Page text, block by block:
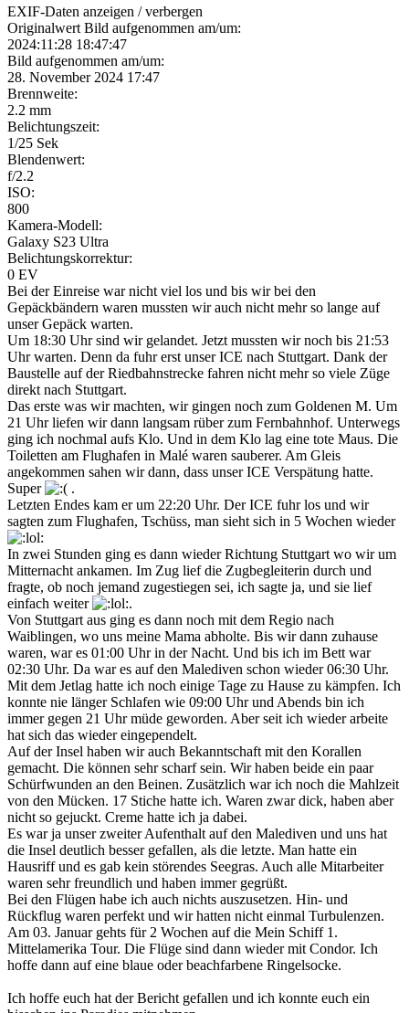
EXIF-Daten anzeigen / verbergen
Originalwert Bild aufgenommen am/um:
2024:11:28 18:47:47
Bild aufgenommen am/um:
28. November 2024 17:47
Brennweite:
2.2 mm
Belichtungszeit:
1/25 Sek
Blendenwert:
f/2.2
ISO:
800
Kamera-Modell:
Galaxy S23 Ultra
Belichtungskorrektur:
0 EV
Bei der Einreise war nicht viel los und bis wir bei den
Gepäckbändern waren mussten wir auch nicht mehr so lange auf
unser Gepäck warten.
Um 18:30 Uhr sind wir gelandet. Jetzt mussten wir noch bis 21:53
Uhr warten. Denn da fuhr erst unser ICE nach Stuttgart. Dank der
Baustelle auf der Riedbahnstrecke fahren nicht mehr so viele Züge
direkt nach Stuttgart.
Das erste was wir machten, wir gingen noch zum Goldenen M. Um
21 Uhr liefen wir dann langsam rüber zum Fernbahnhof. Unterwegs
ging ich nochmal aufs Klo. Und in dem Klo lag eine tote Maus. Die
Toiletten am Flughafen in Malé waren sauberer. Am Gleis
angekommen sahen wir dann, dass unser ICE Verspätung hatte.
Super
.
Letzten Endes kam er um 22:20 Uhr. Der ICE fuhr los und wir
sagten zum Flughafen, Tschüss, man sieht sich in 5 Wochen wieder
In zwei Stunden ging es dann wieder Richtung Stuttgart wo wir um
Mitternacht ankamen. Im Zug lief die Zugbegleiterin durch und
fragte, ob noch jemand zugestiegen sei, ich sagte ja, und sie lief
einfach weiter
.
Von Stuttgart aus ging es dann noch mit dem Regio nach
Waiblingen, wo uns meine Mama abholte. Bis wir dann zuhause
waren, war es 01:00 Uhr in der Nacht. Und bis ich im Bett war
02:30 Uhr. Da war es auf den Malediven schon wieder 06:30 Uhr.
Mit dem Jetlag hatte ich noch einige Tage zu Hause zu kämpfen. Ich
konnte nie länger Schlafen wie 09:00 Uhr und Abends bin ich
immer gegen 21 Uhr müde geworden. Aber seit ich wieder arbeite
hat sich das wieder eingependelt.
Auf der Insel haben wir auch Bekanntschaft mit den Korallen
gemacht. Die können sehr scharf sein. Wir haben beide ein paar
Schürfwunden an den Beinen. Zusätzlich war ich noch die Mahlzeit
von den Mücken. 17 Stiche hatte ich. Waren zwar dick, haben aber
nicht so gejuckt. Creme hatte ich ja dabei.
Es war ja unser zweiter Aufenthalt auf den Malediven und uns hat
die Insel deutlich besser gefallen, als die letzte. Man hatte ein
Hausriff und es gab kein störendes Seegras. Auch alle Mitarbeiter
waren sehr freundlich und haben immer gegrüßt.
Bei den Flügen habe ich auch nichts auszusetzen. Hin- und
Rückflug waren perfekt und wir hatten nicht einmal Turbulenzen.
Am 03. Januar gehts für 2 Wochen auf die Mein Schiff 1.
Mittelamerika Tour. Die Flüge sind dann wieder mit Condor. Ich
hoffe dann auf eine blaue oder beachfarbene Ringelsocke.
Ich hoffe euch hat der Bericht gefallen und ich konnte euch ein